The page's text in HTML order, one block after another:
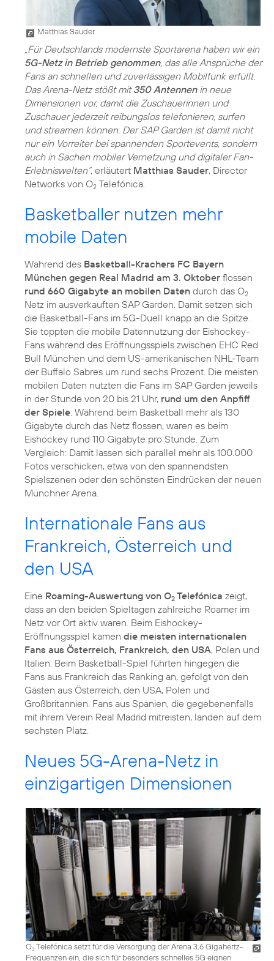
Matthias Sauder
„Für Deutschlands modernste Sportarena haben wir ein
5G-Netz in Betrieb genommen, das alle Ansprüche der
Fans an schnellen und zuverlässigen Mobilfunk erfüllt.
Das Arena-Netz stößt mit350 Antennenin neue
Dimensionen vor, damit die Zuschauerinnen und
Zuschauer jederzeit reibungslos telefonieren, surfen
und streamen können. Der SAP Garden ist damit nicht
nur ein Vorreiter bei spannenden Sportevents, sondern
auch in Sachen mobiler Vernetzung und digitaler Fan-
Erlebniswelten“, erläutert Matthias Sauder, Director
Networks von O2 Telefónica.
Basketballer nutzen mehr
mobile Daten
Während des Basketball-Krachers FC Bayern
München gegen Real Madrid am 3. Oktober flossen
rund 660 Gigabyte an mobilen Daten durch das O2
Netz im ausverkauften SAP Garden. Damit setzen sich
die Basketball-Fans im 5G-Duell knapp an die Spitze.
Sie toppten die mobile Datennutzung der Eishockey-
Fans während des Eröffnungsspiels zwischen EHC Red
Bull München und dem US-amerikanischen NHL-Team
der Buffalo Sabres um rund sechs Prozent. Die meisten
mobilen Daten nutzten die Fans im SAP Garden jeweils
in der Stunde von 20 bis 21 Uhr, rund um den Anpfiff
der Spiele: Während beim Basketball mehr als 130
Gigabyte durch das Netz flossen, waren es beim
Eishockey rund 110 Gigabyte pro Stunde. Zum
Vergleich: Damit lassen sich parallel mehr als 100.000
Fotos verschicken, etwa von den spannendsten
Spielszenen oder den schönsten Eindrücken der neuen
Münchner Arena.
Internationale Fans aus
Frankreich, Österreich und
den USA
Eine Roaming-Auswertung von O2 Telefónica zeigt,
dass an den beiden Spieltagen zahlreiche Roamer im
Netz vor Ort aktiv waren. Beim Eishockey-
Eröffnungsspiel kamen die meisten internationalen
Fans aus Österreich, Frankreich, den USA, Polen und
Italien. Beim Basketball-Spiel führten hingegen die
Fans aus Frankreich das Ranking an, gefolgt von den
Gästen aus Österreich, den USA, Polen und
Großbritannien. Fans aus Spanien, die gegebenenfalls
mit ihrem Verein Real Madrid mitreisten, landen auf dem
sechsten Platz.
Neues 5G-Arena-Netz in
einzigartigen Dimensionen
O2Telefónica setzt für die Versorgung der Arena 3,6 Gigahertz-
Frequenzen ein, die sich für besonders schnelles 5G eignen